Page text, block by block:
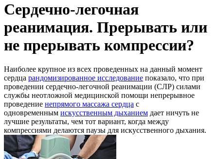
Сердечно-легочная
реанимация. Прерывать или
не прерывать компрессии?
Наиболее крупное из всех проведенных на данный момент
сердца рандомизированное исследование показало, что при
проведении сердечно-легочной реанимации (СЛР) силами
службы неотложной медицинской помощи непрерывное
проведение непрямого массажа сердца с
одновременным искусственным дыханием дает ничуть не
лучшие результаты, чем тот вариант, когда между
компрессиями делаются паузы для искусственного дыхания.